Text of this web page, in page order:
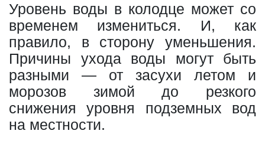
Уровень воды в колодце может со
временем измениться. И, как
правило, в сторону уменьшения.
Причины ухода воды могут быть
разными — от засухи летом и
морозов зимой до резкого
снижения уровня подземных вод
на местности.